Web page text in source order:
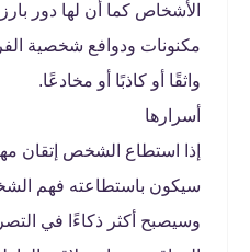
الأشخاص كما أن لها دور
مكنونات ودوافع شخصية
واثقًا أو كاذبًا أو مخادعًا.
أسرارها
إذا استطاع الشخص إتقان
سيكون باستطاعته فهم
وسيصبح أكثر ذكاءًا في